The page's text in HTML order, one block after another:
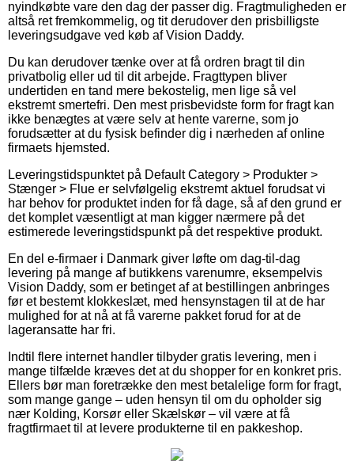
nyindkøbte vare den dag der passer dig. Fragtmuligheden er
altså ret fremkommelig, og tit derudover den prisbilligste
leveringsudgave ved køb af Vision Daddy.
Du kan derudover tænke over at få ordren bragt til din
privatbolig eller ud til dit arbejde. Fragttypen bliver
undertiden en tand mere bekostelig, men lige så vel
ekstremt smertefri. Den mest prisbevidste form for fragt kan
ikke benægtes at være selv at hente varerne, som jo
forudsætter at du fysisk befinder dig i nærheden af online
firmaets hjemsted.
Leveringstidspunktet på Default Category > Produkter >
Stænger > Flue er selvfølgelig ekstremt aktuel forudsat vi
har behov for produktet inden for få dage, så af den grund er
det komplet væsentligt at man kigger nærmere på det
estimerede leveringstidspunkt på det respektive produkt.
En del e-firmaer i Danmark giver løfte om dag-til-dag
levering på mange af butikkens varenumre, eksempelvis
Vision Daddy, som er betinget af at bestillingen anbringes
før et bestemt klokkeslæt, med hensynstagen til at de har
mulighed for at nå at få varerne pakket forud for at de
lageransatte har fri.
Indtil flere internet handler tilbyder gratis levering, men i
mange tilfælde kræves det at du shopper for en konkret pris.
Ellers bør man foretrække den mest betalelige form for fragt,
som mange gange – uden hensyn til om du opholder sig
nær Kolding, Korsør eller Skælskør – vil være at få
fragtfirmaet til at levere produkterne til en pakkeshop.